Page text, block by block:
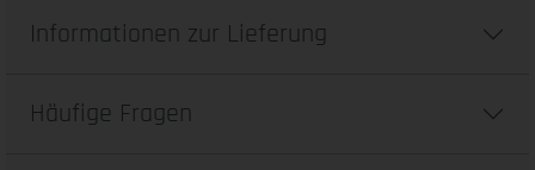
Informationen zur Lieferung
Häufige Fragen